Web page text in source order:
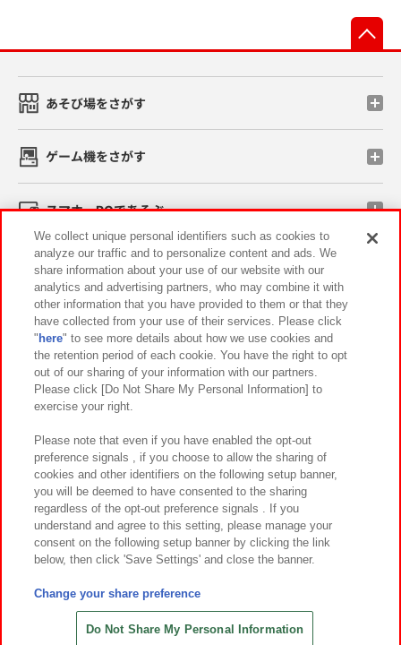
あそび場をさがす
ゲーム機をさがす
スマホ・PCであそぶ
イベント・キャンペーン
関連会社 サステナビリティ サイトポリシー
プライバシーポリシー ウェブアクセシビリティ方針と検証結果
お取引先さまとともに
カスタマーハラスメント対応方針 よくあるご質問・お問い合わせ
©Bandai Namco Amusement Inc.
©Bandai Namco Amusement Lab Inc.
©HANAYASHIKI Co., Ltd. All Rights Reserved.
We collect unique personal identifiers such as cookies to
analyze our traffic and to personalize content and ads. We
share information about your use of our website with our
analytics and advertising partners, who may combine it with
other information that you have provided to them or that they
have collected from your use of their services. Please click
" here" to see more details about how we use cookies and
the retention period of each cookie. You have the right to opt
out of our sharing of your information with our partners.
Please click [Do Not Share My Personal Information] to
exercise your right.
Please note that even if you have enabled the opt-out
preference signals , if you choose to allow the sharing of
cookies and other identifiers on the following setup banner,
you will be deemed to have consented to the sharing
regardless of the opt-out preference signals . If you
understand and agree to this setting, please manage your
consent on the following setup banner by clicking the link
below, then click 'Save Settings' and close the banner.
Change your share preference
Do Not Share My Personal Information